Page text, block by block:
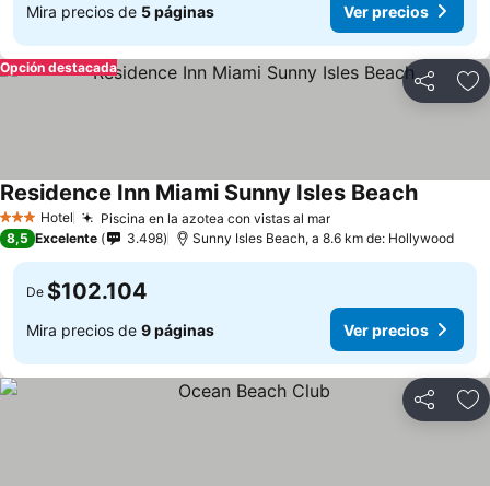
Mira precios de 5 páginas Ver precios
Compartir
Opción destacada
3 Estrellas
Hotel Piscina en la azotea con vistas al mar
Residence Inn Miami Sunny Isles Beach
8,5 Excelente 3.498 Sunny Isles Beach, a 8.6 km de: Hollywood
De $102.104
Mira precios de 9 páginas Ver precios
Compartir